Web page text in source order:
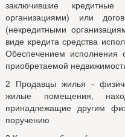
заключившие
организациями) или
(некредитными
виде кредита средства
Обеспечением исполнения
приобретаемой
2 Продавцы жилья -
жилые помещения,
принадлежащие другим
поручению